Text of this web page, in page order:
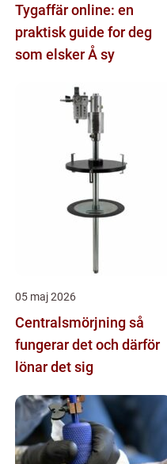
Tygaffär online: en
praktisk guide for deg
som elsker Å sy
05 maj 2026
Centralsmörjning så
fungerar det och därför
lönar det sig